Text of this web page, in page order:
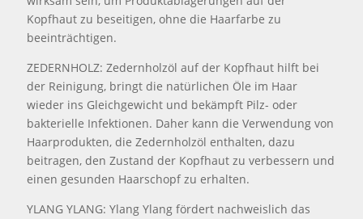
Kopfhaut zu beseitigen, ohne die Haarfarbe zu
beeinträchtigen.
ZEDERNHOLZ: Zedernholzöl auf der Kopfhaut hilft bei
der Reinigung, bringt die natürlichen Öle im Haar
wieder ins Gleichgewicht und bekämpft Pilz- oder
bakterielle Infektionen. Daher kann die Verwendung von
Haarprodukten, die Zedernholzöl enthalten, dazu
beitragen, den Zustand der Kopfhaut zu verbessern und
einen gesunden Haarschopf zu erhalten.
YLANG YLANG: Ylang Ylang fördert nachweislich das